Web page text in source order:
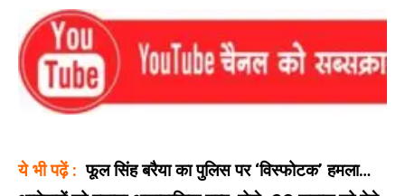
ये भी पढ़ें : फूल सिंह बरैया का पुलिस पर ‘विस्फोटक’ हमला…